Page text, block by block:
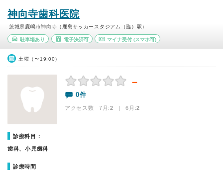
神向寺歯科医院
茨城県鹿嶋市神向寺（鹿島サッカースタジアム（臨）駅）
駐車場あり 電子決済可 マイナ受付 (スマホ可)
土曜（〜19:00）
－
0件
アクセス数 7月:2 | 6月:2
診療科目：
歯科、小児歯科
診療時間